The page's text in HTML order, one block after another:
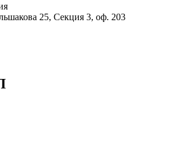
25, Секция 3, оф. 203